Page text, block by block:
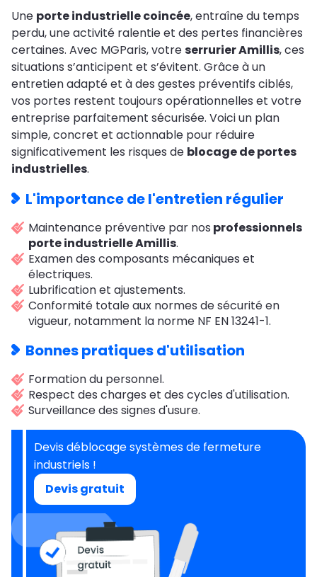
Une porte industrielle coincée, entraîne du temps
perdu, une activité ralentie et des pertes financières
certaines. Avec MGParis, votreserrurier Amillis, ces
situations s’anticipent et s’évitent. Grâce à un
entretien adapté et à des gestes préventifs ciblés,
vos portes restent toujours opérationnelles et votre
entreprise parfaitement sécurisée. Voici un plan
simple, concret et actionnable pour réduire
significativement les risques de blocage de portes
industrielles.
L'importance de l'entretien régulier
Maintenance préventive par nos professionnels
porte industrielle Amillis.
Examen des composants mécaniques et
électriques.
Lubrification et ajustements.
Conformité totale aux normes de sécurité en
vigueur, notamment la norme NF EN 13241-1.
Bonnes pratiques d'utilisation
Formation du personnel.
Respect des charges et des cycles d'utilisation.
Surveillance des signes d'usure.
Devis déblocage systèmes de fermeture
industriels !
Devis gratuit